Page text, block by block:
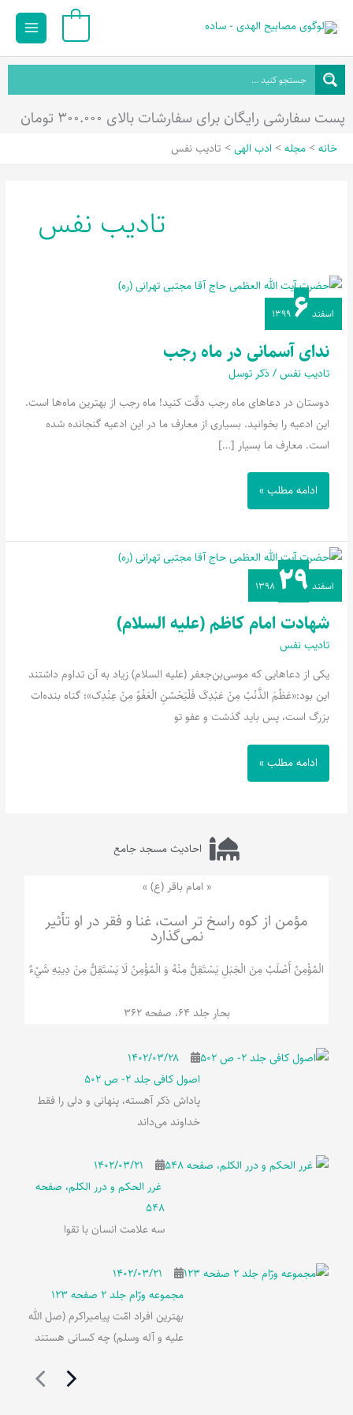
محتوا
Main
پست سفارشی رایگان برای سفارشات بالای ۳۰۰.۰۰۰ تومان
خانه مجله ادب الهی تادیب نفس
تادیب نفس
اسفند ۶ ۱۳۹۹
ندای آسمانی در ماه رجب
تادیب نفس/ذکر توسل
دوستان در دعاهای ماه رجب دقّت کنید! ماه رجب از بهترین ماه‌ها است.
این ادعیه را بخوانید. بسیاری از معارف ما در این ادعیه گنجانده شده
است. معارف ما بسیار […]
ندای
آسمانی
در
ماه
رجب
ادامه مطلب »
اسفند ۲۹ ۱۳۹۸
شهادت امام کاظم (علیه السلام)
تادیب نفس
یکی از دعاهایی که موسی‌بن‌جعفر (علیه السلام) زیاد به آن تداوم داشتند
این بود:‌«عَظُمَ‌ الذَّنْبُ‌ مِنْ‌ عَبْدِکَ‌ فَلْیَحْسُنِ الْعَفْوُ مِنْ عِنْدِک»؛ گناه بنده‌ات
بزرگ است، پس باید گذشت و عفو تو
شهادت
امام
کاظم
(علیه
السلام)
ادامه مطلب »
احادیث مسجد جامع
« امام باقر (ع) »
مؤمن از کوه راسخ تر است، غنا و فقر در او تأثیر
نمی‌گذارد
الْمُؤْمِنُ‌ أَصْلَبُ‌ مِنَ‌ الْجَبَلِ‌ یَسْتَقِلُّ مِنْهُ وَ الْمُؤْمِنُ لَا يَسْتَقِلُّ مِنْ دِينِهِ شَيْ‌ءٌ
بحار جلد 64، صفحه 362
۱۴۰۲/۰۳/۲۸
اصول کافی جلد 2- ص 502
پاداش ذکر آهسته، پنهانی و دلی را فقط
خداوند می‌داند
۱۴۰۲/۰۳/۲۱
غرر الحکم و درر الکلم، صفحه
548
سه علامت انسان با تقوا
۱۴۰۲/۰۳/۲۱
مجموعه ورّام جلد 2 صفحه 123
بهترین افراد امّت پیامبراکرم (صل الله
علیه و آله وسلم) چه کسانی هستند